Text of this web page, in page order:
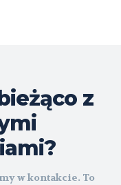
z
w kontakcie. To